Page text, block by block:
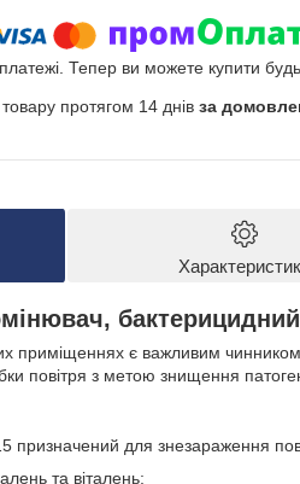
платежі. Тепер ви можете купити
протягом 14 днів за
приміщеннях є важливим
повітря з метою знищення
призначений для знезараження
та віталень;